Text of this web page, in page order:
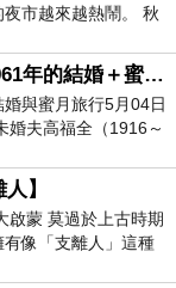
市越來越熱鬧。 秋
。。
AI「曼波女郎」葛蘭1961年的結婚＋蜜月旅行 #戀上老電影 #葛蘭 #粟子
與蜜月旅行5月04日
婚夫高福全（1916～
於英國倫敦St.S
】
啟蒙 莫過於上古時期
像「支離人」這種